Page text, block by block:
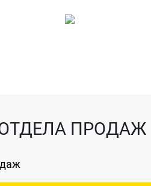
ПРОДАЖ